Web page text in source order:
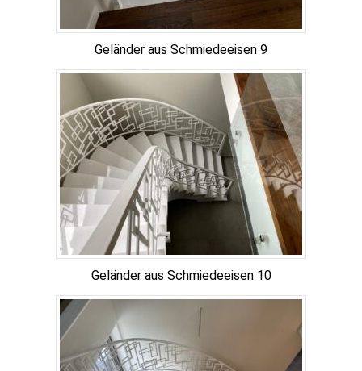
Geländer aus Schmiedeeisen 9
Geländer aus Schmiedeeisen 10